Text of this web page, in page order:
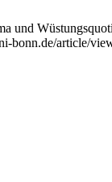
und
bonn.de/article/